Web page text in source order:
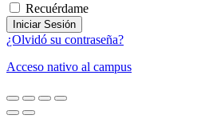
Recuérdame
Iniciar Sesión
¿Olvidó su contraseña?
Acceso nativo al campus